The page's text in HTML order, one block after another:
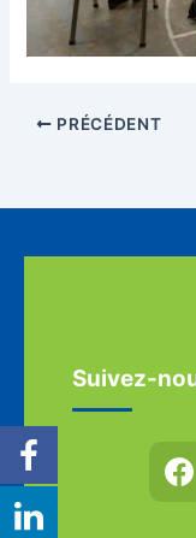
PRÉCÉDENT
Suivez-